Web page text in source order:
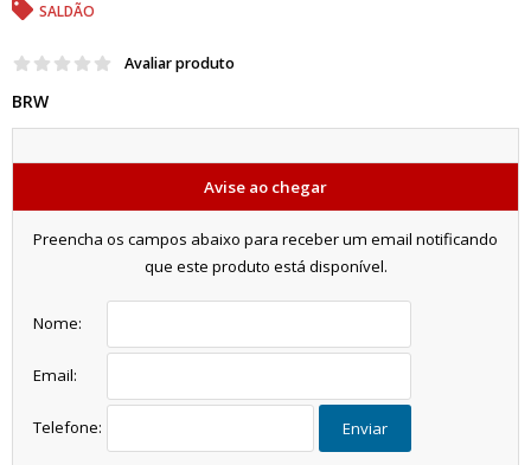
SALDÃO
Avaliar produto
BRW
Avise ao chegar
Preencha os campos abaixo para receber um email notificando
que este produto está disponível.
Nome:
Email:
Telefone: Enviar